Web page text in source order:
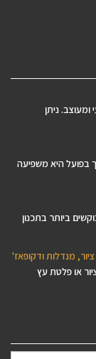
ניתן
בפועל היא משפיעה
ביותר בתכנון
מנדלות ודקופאז'
או פלטת עץ